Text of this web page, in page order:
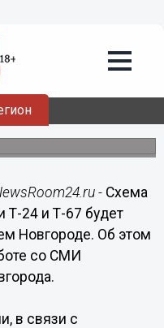
такси
изменена в
по выносу
- Схема
Т-24 и Т-67 будет
Новгороде. Об этом
со СМИ
в связи с